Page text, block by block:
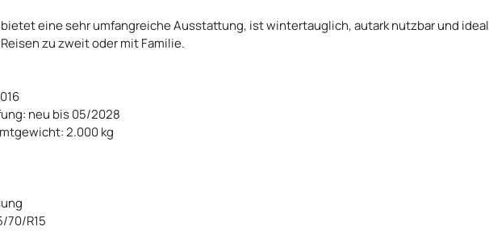
bietet eine sehr umfangreiche Ausstattung, ist wintertauglich, autark nutzbar und ideal
zu zweit oder mit Familie.
neu bis 05/2028
2.000 kg
70/R15